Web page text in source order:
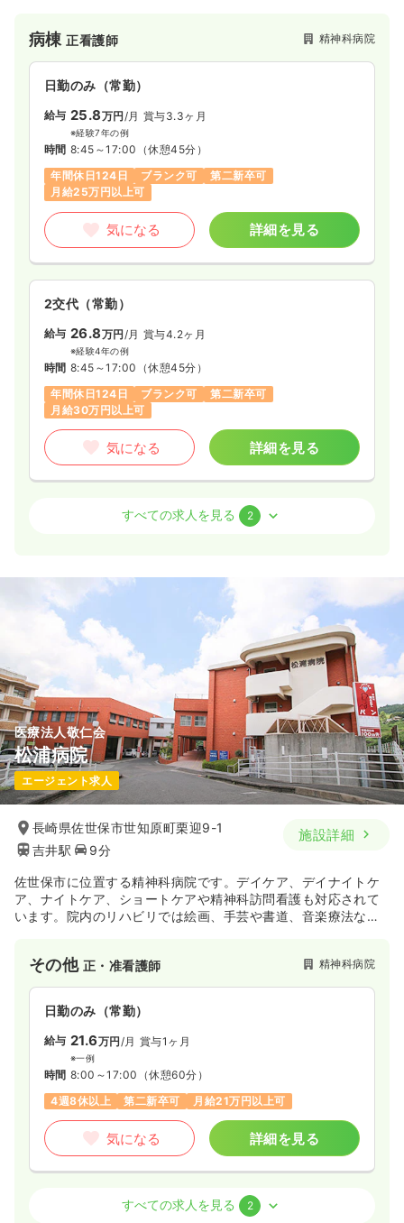
と充実したい方にはぴったりの病院です。
病棟正看護師 精神科病院
日勤のみ（常勤）
給与 25.8万円 /月 賞与3.3ヶ月
※経験7年の例
時間 8:45～17:00 （休憩45分）
年間休日124日
ブランク可
第二新卒可
月給25万円以上可
気になる 詳細を見る
2交代（常勤）
給与 26.8万円 /月 賞与4.2ヶ月
※経験4年の例
時間 8:45～17:00 （休憩45分）
年間休日124日
ブランク可
第二新卒可
月給30万円以上可
気になる 詳細を見る
23.2〜24.3 賞与4.2ヶ月
時間 8:45～17:00
（休憩60分）
土日祝休み
年間休日124日 月給24万円以上可
気になる 詳細を見る
訪問看護 正看護師 精神科病院
日勤のみ（常勤） 一時募集休止
給与 23.2万円 /月 賞与2回
※経験5年の例
時間 8:45～17:00
日祝休み
年間休日124日 月給23万円以上可
気になる 詳細を見る
すべての求人を見る 2
医療法人敬仁会
松浦病院
エージェント求人
長崎県佐世保市世知原町栗迎9-1
吉井駅
9分
施設詳細
佐世保市に位置する精神科病院です。デイケア、デイナイトケ
ア、ナイトケア、ショートケアや精神科訪問看護も対応されて
います。院内のリハビリでは絵画、手芸や書道、音楽療法など
その他 正・准看護師 精神科病院
日勤のみ（常勤）
給与 21.6万円 /月 賞与1ヶ月
※一例
時間 8:00～17:00 （休憩60分）
4週8休以上
第二新卒可 月給21万円以上可
気になる 詳細を見る
すべての求人を見る 2